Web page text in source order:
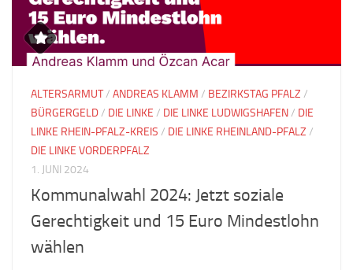
ALTERSARMUT/ ANDREAS KLAMM / BEZIRKSTAG PFALZ /
BÜRGERGELD/ DIE LINKE / DIE LINKE LUDWIGSHAFEN/ DIE
LINKE RHEIN-PFALZ-KREIS / DIE LINKE RHEINLAND-PFALZ /
DIE LINKE VORDERPFALZ
1. JUNI 2024
Kommunalwahl 2024: Jetzt soziale
Gerechtigkeit und 15 Euro Mindestlohn
wählen